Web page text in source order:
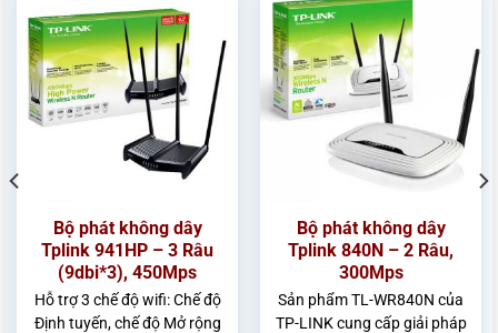
Bộ phát không dây
Tplink 941HP – 3 Râu
(9dbi*3), 450Mps
Hỗ trợ 3 chế độ wifi: Chế độ
Định tuyến, chế độ Mở rộng
Bộ phát không dây
Tplink 840N – 2 Râu,
300Mps
Sản phẩm TL-WR840N của
TP-LINK cung cấp giải pháp